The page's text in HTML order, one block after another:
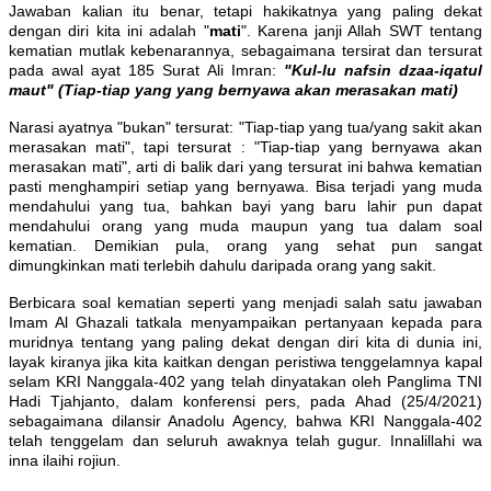
Jawaban kalian itu benar, tetapi hakikatnya yang paling dekat
dengan diri kita ini adalah "mati". Karena janji Allah SWT tentang
kematian mutlak kebenarannya, sebagaimana tersirat dan tersurat
pada awal ayat 185 Surat Ali Imran: "Kul-lu nafsin dzaa-iqatul
maut" (Tiap-tiap yang yang bernyawa akan merasakan mati)
Narasi ayatnya "bukan" tersurat: "Tiap-tiap yang tua/yang sakit akan
merasakan mati", tapi tersurat : "Tiap-tiap yang bernyawa akan
merasakan mati", arti di balik dari yang tersurat ini bahwa kematian
pasti menghampiri setiap yang bernyawa. Bisa terjadi yang muda
mendahului yang tua, bahkan bayi yang baru lahir pun dapat
mendahului orang yang muda maupun yang tua dalam soal
kematian. Demikian pula, orang yang sehat pun sangat
dimungkinkan mati terlebih dahulu daripada orang yang sakit.
Berbicara soal kematian seperti yang menjadi salah satu jawaban
Imam Al Ghazali tatkala menyampaikan pertanyaan kepada para
muridnya tentang yang paling dekat dengan diri kita di dunia ini,
layak kiranya jika kita kaitkan dengan peristiwa tenggelamnya kapal
selam KRI Nanggala-402 yang telah dinyatakan oleh Panglima TNI
Hadi Tjahjanto, dalam konferensi pers, pada Ahad (25/4/2021)
sebagaimana dilansir Anadolu Agency, bahwa KRI Nanggala-402
telah tenggelam dan seluruh awaknya telah gugur. Innalillahi wa
inna ilaihi rojiun.